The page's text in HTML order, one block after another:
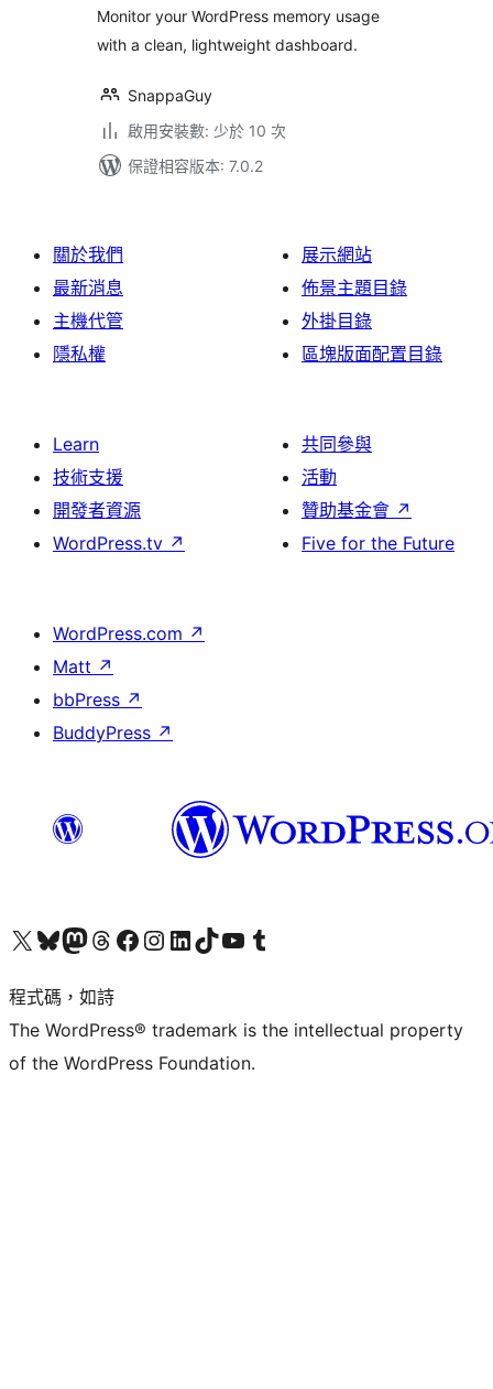
數
Monitor your WordPress memory usage
with a clean, lightweight dashboard.
SnappaGuy
啟用安裝數: 少於 10 次
保證相容版本: 7.0.2
關於我們
最新消息
主機代管
隱私權
展示網站
佈景主題目錄
外掛目錄
區塊版面配置目錄
Learn
技術支援
開發者資源
WordPress.tv ↗
共同參與
活動
贊助基金會 ↗
Five for the Future
WordPress.com ↗
Matt ↗
bbPress ↗
BuddyPress ↗
查看我們的 X (之前的 Twitter) 帳號造訪我們的 Bluesky 帳號造訪我們的 Mastodon 帳號造訪我們的 Threads 帳號 造訪我們的 Facebook 粉絲專頁Visit our Instagram account
Visit our LinkedIn account
造訪我們的 TikTok 帳號Visit our YouTube channel
造訪我們的 Tumblr 帳號
程式碼，如詩
The WordPress® trademark is the intellectual property
of the WordPress Foundation.